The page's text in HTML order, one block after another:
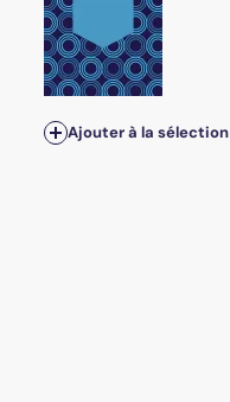
Ajouter à la sélection